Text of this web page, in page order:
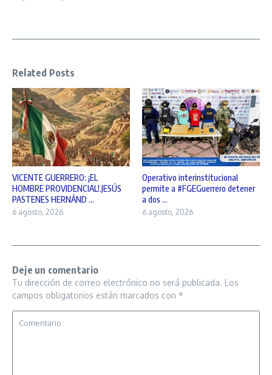
Related Posts
VICENTE GUERRERO: ¡EL
HOMBRE PROVIDENCIAL!.JESÚS
PASTENES HERNÁND ...
6 agosto, 2026
Operativo interinstitucional
permite a #FGEGuerrero detener
a dos ...
6 agosto, 2026
Deje un comentario
Tu dirección de correo electrónico no será publicada. Los
campos obligatorios están marcados con *